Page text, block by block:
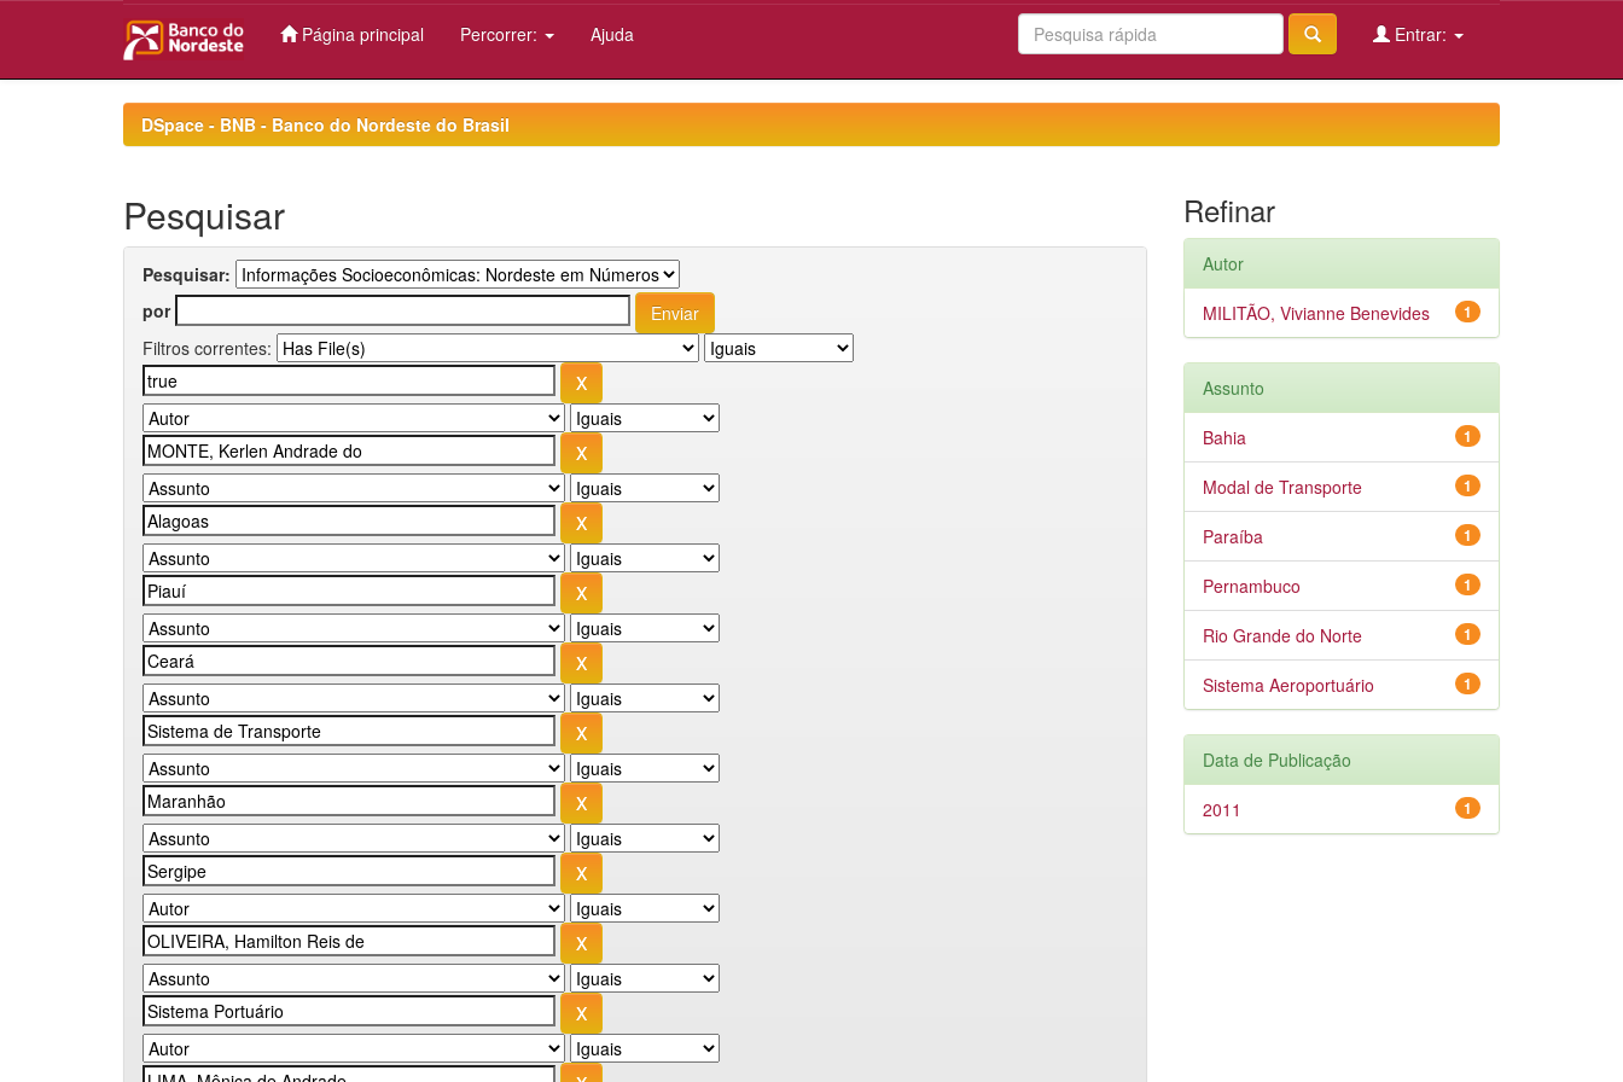
Página principal Percorrer: Ajuda Entrar:
DSpace - BNB - Banco do Nordeste do Brasil
Pesquisar
Pesquisar:
por
Filtros correntes:
Refinar
Autor
1
MILITÃO, Vivianne Benevides
Assunto
1
Bahia
1
Modal de Transporte
1
Paraíba
1
Pernambuco
1
Rio Grande do Norte
1
Sistema Aeroportuário
Data de Publicação
1
2011